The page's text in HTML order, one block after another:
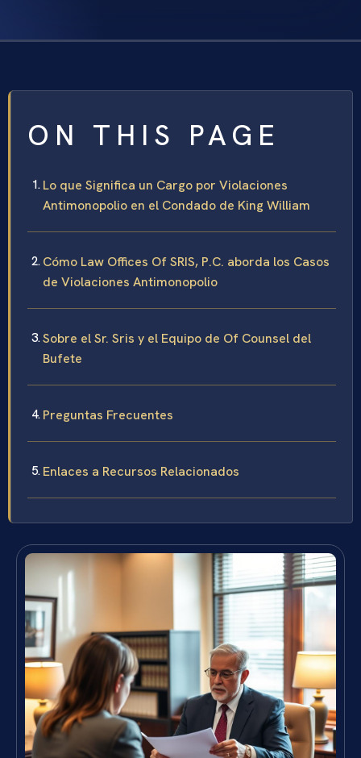
ON THIS PAGE
Lo que Significa un Cargo por Violaciones
Antimonopolio en el Condado de King William
Cómo Law Offices Of SRIS, P.C. aborda los Casos
de Violaciones Antimonopolio
Sobre el Sr. Sris y el Equipo de Of Counsel del
Bufete
Preguntas Frecuentes
Enlaces a Recursos Relacionados